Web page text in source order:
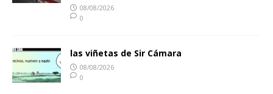
08/08/2026
0
las viñetas de Sir Cámara
08/08/2026
0